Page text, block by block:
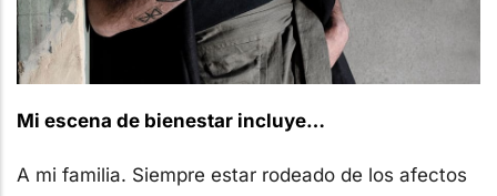
Mi escena de bienestar incluye…
A mi familia. Siempre estar rodeado de los afectos